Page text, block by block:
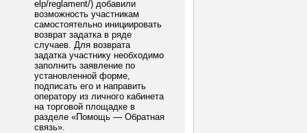
elp/reglament/) добавили
возможность участникам
самостоятельно инициировать
возврат задатка в ряде
случаев. Для возврата
задатка участнику необходимо
заполнить заявление по
установленной форме,
подписать его и направить
оператору из личного кабинета
на торговой площадке в
разделе «Помощь — Обратная
связь».